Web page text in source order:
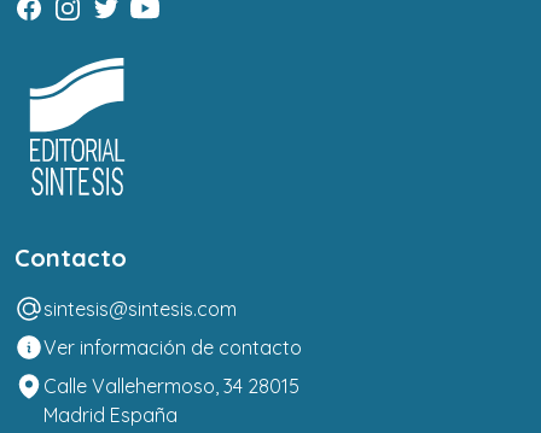
Contacto
sintesis@sintesis.com
Ver información de contacto
Calle Vallehermoso, 34 28015
Madrid España